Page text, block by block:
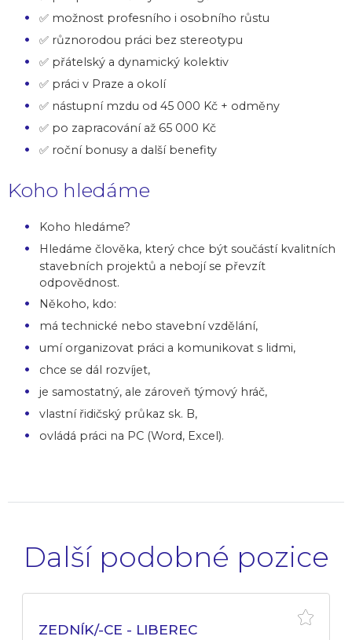
✅ možnost profesního i osobního růstu
✅ různorodou práci bez stereotypu
✅ přátelský a dynamický kolektiv
✅ práci v Praze a okolí
✅ nástupní mzdu od 45 000 Kč + odměny
✅ po zapracování až 65 000 Kč
✅ roční bonusy a další benefity
Koho hledáme
Koho hledáme?
Hledáme člověka, který chce být součástí kvalitních
stavebních projektů a nebojí se převzít
odpovědnost.
Někoho, kdo:
má technické nebo stavební vzdělání,
umí organizovat práci a komunikovat s lidmi,
chce se dál rozvíjet,
je samostatný, ale zároveň týmový hráč,
vlastní řidičský průkaz sk. B,
ovládá práci na PC (Word, Excel).
Další podobné pozice
ZEDNÍK/-CE - LIBEREC